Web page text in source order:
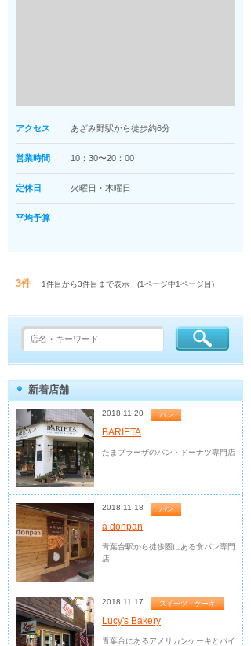
アクセス あざみ野駅から徒歩約6分
営業時間 10：30〜20：00
定休日 火曜日・木曜日
平均予算
3件 1件目から3件目まで表示 (1ページ中1ページ目)
新着店舗
2018.11.20 パン
BARIETA
たまプラーザのパン・ドーナツ専門店
2018.11.18 パン
a donpan
青葉台駅から徒歩圏にある食パン専門
店
2018.11.17 スイーツ・ケーキ
Lucy's Bakery
青葉台にあるアメリカンケーキとパイ